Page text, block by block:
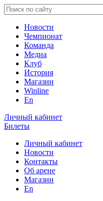
Новости
Чемпионат
Команда
Медиа
Клуб
История
Магазин
Winline
En
Личный кабинет
Билеты
Личный кабинет
Новости
Контакты
Об арене
Магазин
En